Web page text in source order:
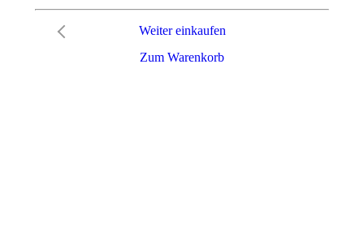
Zum Warenkorb
Weiter einkaufen